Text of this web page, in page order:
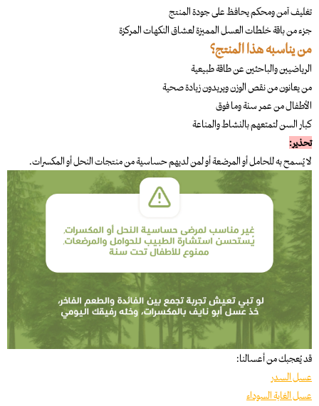
تغليف آمن ومحكم يحافظ على جودة المنتج
جزء من باقة خلطات العسل المميزة لعشاق النكهات المركزة
من يناسبه هذا المنتج؟
الرياضيين والباحثين عن طاقة طبيعية
من يعانون من نقص الوزن ويريدون زيادة صحية
الأطفال من عمر سنة وما فوق
كبار السن لتمتعهم بالنشاط والمناعة
تحذير:
لا يُسمح به للحامل أو المرضعة أو لمن لديهم حساسية من منتجات النحل أو المكسرات.
قد يُعجبك من أعسالنا:
عسل السدر
عسل الغابة السوداء